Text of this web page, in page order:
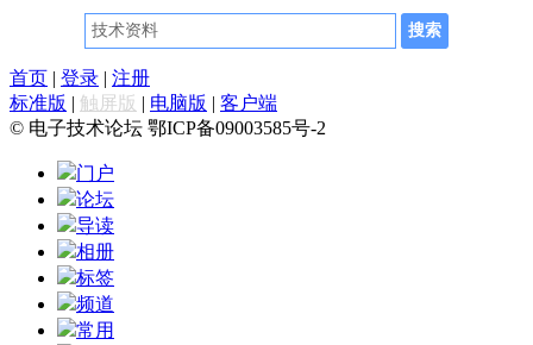
首页 | 登录 | 注册
标准版 | 触屏版 | 电脑版 | 客户端
© 电子技术论坛 鄂ICP备09003585号-2
门户
论坛
导读
相册
标签
频道
常用